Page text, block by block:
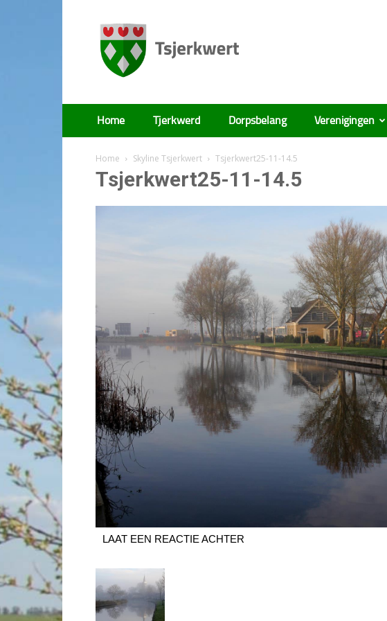
Tsjerkwert
Home Tjerkwerd Dorpsbelang Verenigingen
Home Skyline Tsjerkwert Tsjerkwert25-11-14.5
Tsjerkwert25-11-14.5
LAAT EEN REACTIE ACHTER